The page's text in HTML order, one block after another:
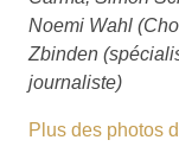
Noemi Wahl
Zbinden
journaliste)
Plus des photos